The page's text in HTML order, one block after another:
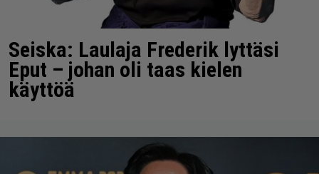
Seiska: Laulaja Frederik lyttäsi
Eput – johan oli taas kielen
käyttöä